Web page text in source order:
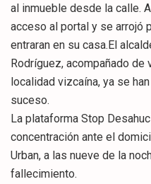
al inmueble desde la calle.
acceso al portal y se arrojó
entraran en su casa.El
Rodríguez, acompañado
localidad vizcaína, ya se
suceso.
La plataforma Stop
concentración ante el
Urban, a las nueve de la
fallecimiento.